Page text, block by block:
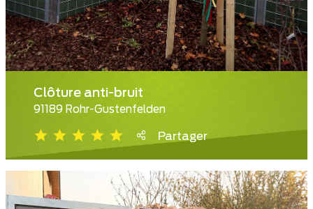
Clôture anti-bruit
91189 Rohr-Gustenfelden
Partager